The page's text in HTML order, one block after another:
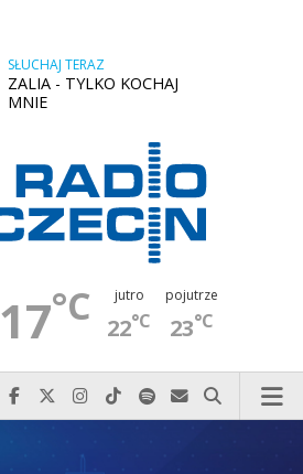
SŁUCHAJ TERAZ
ZALIA - TYLKO KOCHAJ
MNIE
17°C jutro
22°C
pojutrze
23°C
Najlepiej po prostu do nas zadzwoń
Odwiedź nas na Facebook-u
Odwiedź nas na X
Odwiedź nas na Instagram-ie
Odwiedź nas na TikTok-u
Szukaj nas na Spotify
Wyślij do nas
Szukaj